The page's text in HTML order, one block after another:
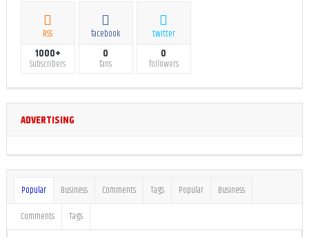
RSS
1000+
Subscribers
facebook
0
fans
twitter
0
followers
ADVERTISING
Popular Business Comments Tags Popular
Business
Comments
Tags